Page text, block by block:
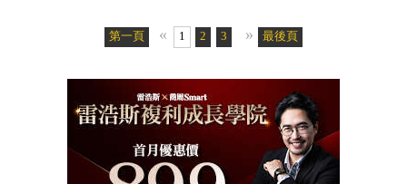
第一頁 « 1 2 3 4 5 6
» 最後頁